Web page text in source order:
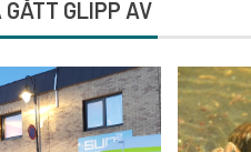
GLIPP AV